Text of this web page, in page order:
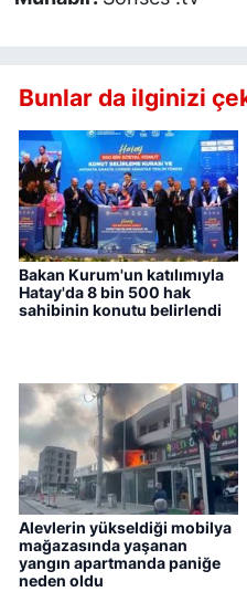
Bunlar da ilginizi
Bakan Kurum'un katılımıyla
Hatay'da 8 bin 500 hak
sahibinin konutu belirlendi
Alevlerin yükseldiği mobilya
mağazasında yaşanan
yangın apartmanda paniğe
neden oldu